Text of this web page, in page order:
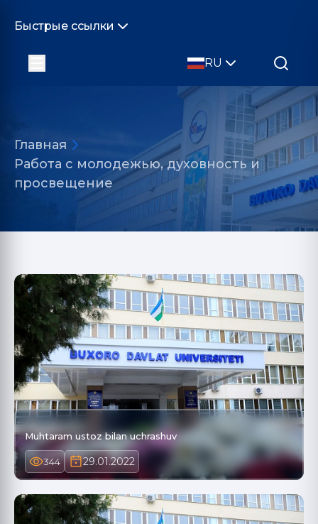
Быстрые ссылки
RU
Главная
Работа с молодежью, духовность и
просвещение
Muhtaram ustoz bilan uchrashuv
344 29.01.2022